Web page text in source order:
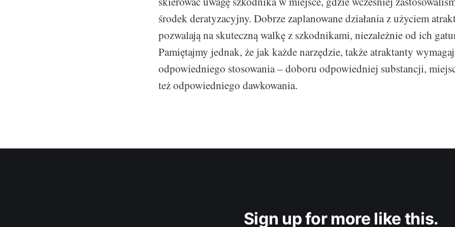
środek deratyzacyjny. Dobrze zaplanowane działania z użyciem
pozwalają na skuteczną walkę z szkodnikami, niezależnie od ich
Pamiętajmy jednak, że jak każde narzędzie, także atraktanty
odpowiedniego stosowania – doboru odpowiedniej substancji,
też odpowiedniego dawkowania.
Sign up for more like this.